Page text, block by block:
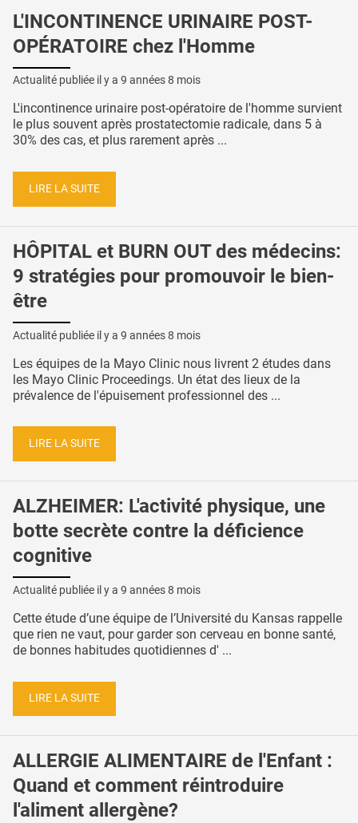
L'INCONTINENCE URINAIRE POST-
OPÉRATOIRE chez l'Homme
Actualité publiée il y a 9 années 8 mois
L'incontinence urinaire post-opératoire de l'homme survient
le plus souvent après prostatectomie radicale, dans 5 à
30% des cas, et plus rarement après ...
LIRE LA SUITE
HÔPITAL et BURN OUT des médecins:
9 stratégies pour promouvoir le bien-
être
Actualité publiée il y a 9 années 8 mois
Les équipes de la Mayo Clinic nous livrent 2 études dans
les Mayo Clinic Proceedings. Un état des lieux de la
prévalence de l'épuisement professionnel des ...
LIRE LA SUITE
ALZHEIMER: L'activité physique, une
botte secrète contre la déficience
cognitive
Actualité publiée il y a 9 années 8 mois
Cette étude d’une équipe de l’Université du Kansas rappelle
que rien ne vaut, pour garder son cerveau en bonne santé,
de bonnes habitudes quotidiennes d' ...
LIRE LA SUITE
ALLERGIE ALIMENTAIRE de l'Enfant :
Quand et comment réintroduire
l'aliment allergène?